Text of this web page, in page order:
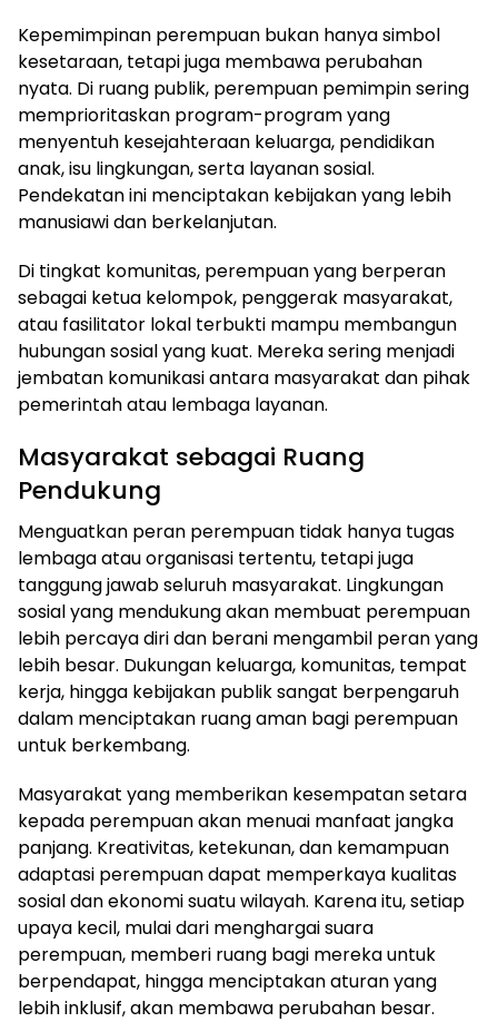
Kepemimpinan perempuan bukan hanya simbol
kesetaraan, tetapi juga membawa perubahan
nyata. Di ruang publik, perempuan pemimpin sering
memprioritaskan program-program yang
menyentuh kesejahteraan keluarga, pendidikan
anak, isu lingkungan, serta layanan sosial.
Pendekatan ini menciptakan kebijakan yang lebih
manusiawi dan berkelanjutan.
Di tingkat komunitas, perempuan yang berperan
sebagai ketua kelompok, penggerak masyarakat,
atau fasilitator lokal terbukti mampu membangun
hubungan sosial yang kuat. Mereka sering menjadi
jembatan komunikasi antara masyarakat dan pihak
pemerintah atau lembaga layanan.
Masyarakat sebagai Ruang
Pendukung
Menguatkan peran perempuan tidak hanya tugas
lembaga atau organisasi tertentu, tetapi juga
tanggung jawab seluruh masyarakat. Lingkungan
sosial yang mendukung akan membuat perempuan
lebih percaya diri dan berani mengambil peran yang
lebih besar. Dukungan keluarga, komunitas, tempat
kerja, hingga kebijakan publik sangat berpengaruh
dalam menciptakan ruang aman bagi perempuan
untuk berkembang.
Masyarakat yang memberikan kesempatan setara
kepada perempuan akan menuai manfaat jangka
panjang. Kreativitas, ketekunan, dan kemampuan
adaptasi perempuan dapat memperkaya kualitas
sosial dan ekonomi suatu wilayah. Karena itu, setiap
upaya kecil, mulai dari menghargai suara
perempuan, memberi ruang bagi mereka untuk
berpendapat, hingga menciptakan aturan yang
lebih inklusif, akan membawa perubahan besar.